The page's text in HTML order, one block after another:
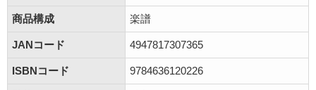
商品構成 楽譜
JANコード 4947817307365
ISBNコード 9784636120226